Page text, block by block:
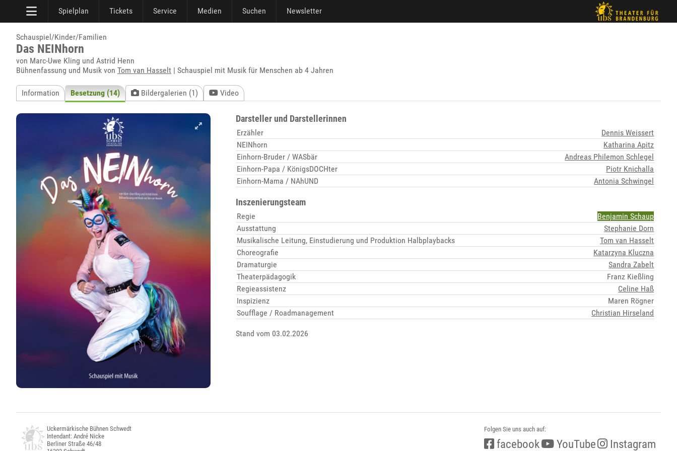
Spielplan Tickets Service Medien Suchen Newsletter
Schauspiel/Kinder/Familien
Das NEINhorn
von Marc-Uwe Kling und Astrid Henn
Bühnenfassung und Musik von Tom van Hasselt | Schauspiel mit Musik für Menschen ab 4 Jahren
Information Besetzung (14) Bildergalerien (1) Video
Darsteller und Darstellerinnen
Erzähler
Dennis Weissert
NEINhorn
Katharina Apitz
Einhorn-Bruder / WASbär
Andreas Philemon Schlegel
Einhorn-Papa / KönigsDOCHter
Piotr Knichalla
Einhorn-Mama / NAhUND
Antonia Schwingel
Inszenierungsteam
Regie
Benjamin Schaup
Ausstattung
Stephanie Dorn
Musikalische Leitung, Einstudierung und Produktion Halbplaybacks
Tom van Hasselt
Choreografie
Katarzyna Kluczna
Dramaturgie
Sandra Zabelt
Theaterpädagogik
Franz Kießling
Regieassistenz
Celine Haß
Inspizienz
Maren Rögner
Soufflage / Roadmanagement
Christian Hirseland
Stand vom 03.02.2026
Uckermärkische Bühnen Schwedt
Intendant: André Nicke
Berliner Straße 46/48
Folgen Sie uns auch auf:
facebook YouTube Instagram